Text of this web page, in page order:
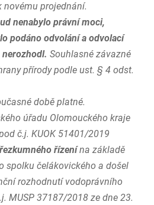
novému projednání.
nenabylo právní moci,
podáno odvolání a odvolací
Souhlasné závazné
přírody podle ust. § 4 odst.
době platné.
úřadu Olomouckého kraje
č.j. KUOK 51401/2019
řízenína základě
spolku čelákovického a došel
rozhodnutí vodoprávního
MUSP 37187/2018 ze dne 23.